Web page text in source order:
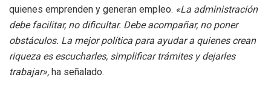
quienes emprenden y generan empleo. «La administración
debe facilitar, no dificultar. Debe acompañar, no poner
obstáculos. La mejor política para ayudar a quienes crean
riqueza es escucharles, simplificar trámites y dejarles
trabajar», ha señalado.